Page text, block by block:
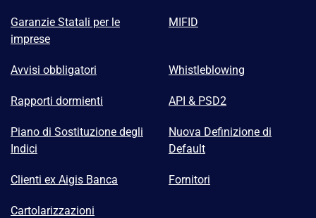
Garanzie Statali per le
imprese
MIFID
Avvisi obbligatori Whistleblowing
Rapporti dormienti API & PSD2
Piano di Sostituzione degli
Indici
Nuova Definizione di
Default
Clienti ex Aigis Banca Fornitori
Cartolarizzazioni